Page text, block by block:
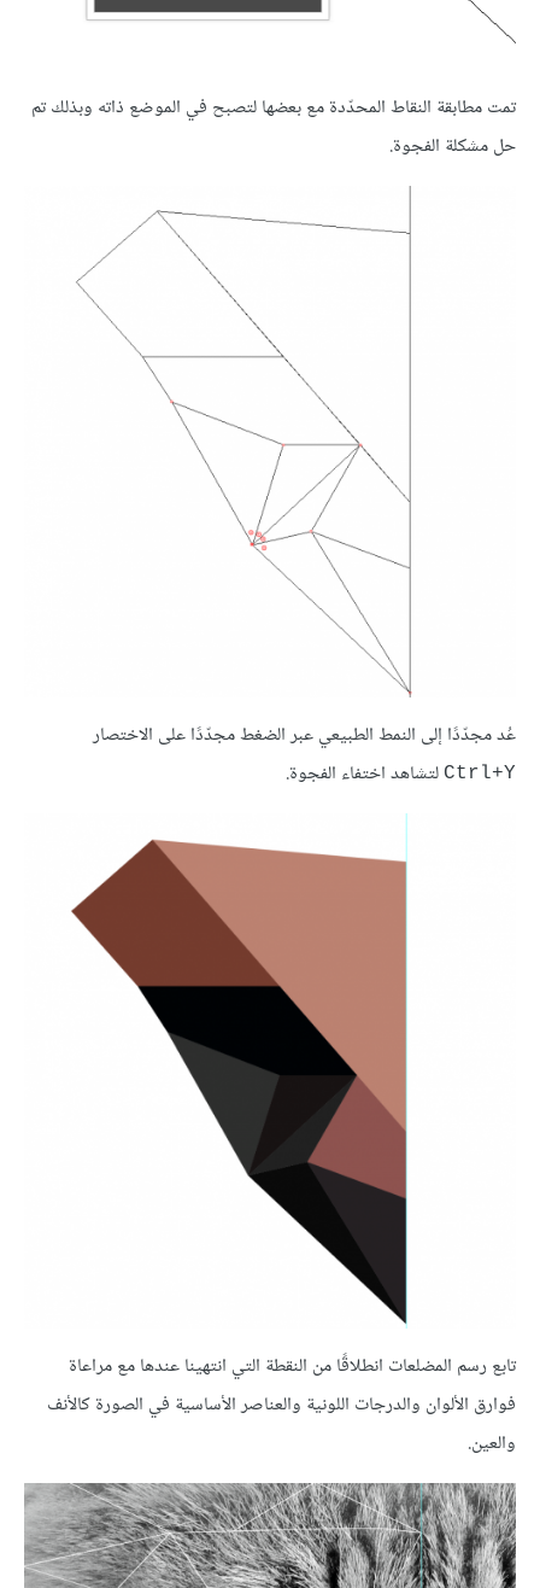
تمت مطابقة النقاط المحدّدة مع بعضها لتصبح في الموضع ذاته وبذلك تم
حل مشكلة الفجوة.
عُد مجدّدًا إلى النمط الطبيعي عبر الضغط مجدّدًا على الاختصار
Ctrl+Y لتشاهد اختفاء الفجوة.
تابع رسم المضلعات انطلاقًا من النقطة التي انتهينا عندها مع مراعاة
فوارق الألوان والدرجات اللونية والعناصر الأساسية في الصورة كالأنف
والعين.